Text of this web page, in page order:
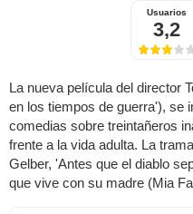
Usuarios
3,2
La nueva película del director
en los tiempos de guerra'), se
comedias sobre treintañeros
frente a la vida adulta. La
Gelber, 'Antes que el diablo
que vive con su madre (Mia